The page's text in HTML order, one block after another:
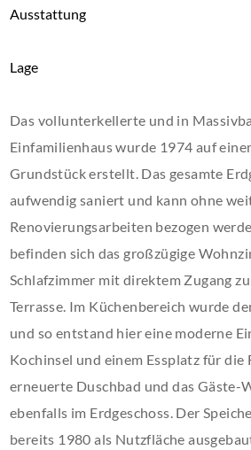
Ausstattung
Lage
Das vollunterkellerte und in
Einfamilienhaus wurde 1974 auf
Grundstück erstellt. Das gesamte
aufwendig saniert und kann ohne
Renovierungsarbeiten bezogen
befinden sich das großzügige
Schlafzimmer mit direktem Zugang
Terrasse. Im Küchenbereich wurde
und so entstand hier eine moderne
Kochinsel und einem Essplatz für die
erneuerte Duschbad und das Gäste-
ebenfalls im Erdgeschoss. Der
bereits 1980 als Nutzfläche